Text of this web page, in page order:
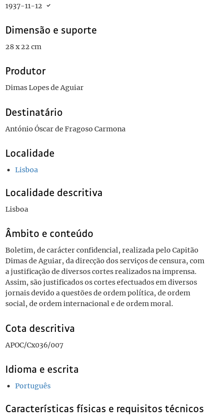
1937-11-12
Dimensão e suporte
28 x 22 cm
Produtor
Dimas Lopes de Aguiar
Destinatário
António Óscar de Fragoso Carmona
Localidade
Lisboa
Localidade descritiva
Lisboa
Âmbito e conteúdo
Boletim, de carácter confidencial, realizada pelo Capitão
Dimas de Aguiar, da direcção dos serviços de censura, com
a justificação de diversos cortes realizados na imprensa.
Assim, são justificados os cortes efectuados em diversos
jornais devido a questões de ordem política, de ordem
social, de ordem internacional e de ordem moral.
Cota descritiva
APOC/Cx036/007
Idioma e escrita
Português
Características físicas e requisitos técnicos